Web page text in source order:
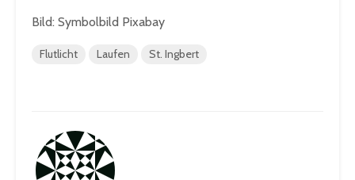
Bild: Symbolbild Pixabay
Flutlicht Laufen St. Ingbert